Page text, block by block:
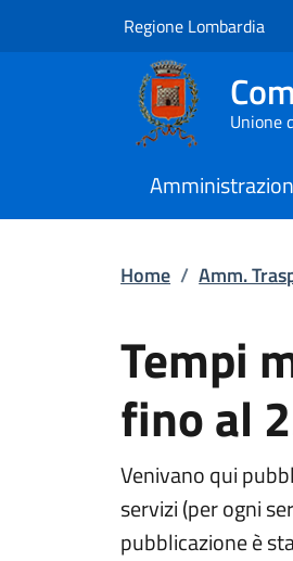
Vai al contenuto principale
TempiRegione Lombardia
Unione
Home / Amm.
Tempi
fino al
Venivano qui
servizi (per ogni
pubblicazione è